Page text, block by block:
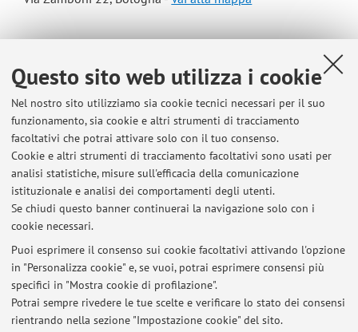
Questo sito web utilizza i cookie
Nel nostro sito utilizziamo sia cookie tecnici necessari per il suo
funzionamento, sia cookie e altri strumenti di tracciamento
facoltativi che potrai attivare solo con il tuo consenso.
Cookie e altri strumenti di tracciamento facoltativi sono usati per
analisi statistiche, misure sull'efficacia della comunicazione
istituzionale e analisi dei comportamenti degli utenti.
Se chiudi questo banner continuerai la navigazione solo con i
cookie necessari.
Puoi esprimere il consenso sui cookie facoltativi attivando l'opzione
in "Personalizza cookie" e, se vuoi, potrai esprimere consensi più
specifici in "Mostra cookie di profilazione".
Potrai sempre rivedere le tue scelte e verificare lo stato dei consensi
rientrando nella sezione "Impostazione cookie" del sito.
Orario di ricevimento
Il docente riceve sempre dopo la lezione, previo contatto
all'indirizzo di posta elettronicaantonio.rossi@unibo.it
Ultimi avvisi
Al momento non sono presenti avvisi.